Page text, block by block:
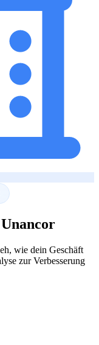
Linkaufbau
SEO-
wie dein Geschäft
zur Verbesserung